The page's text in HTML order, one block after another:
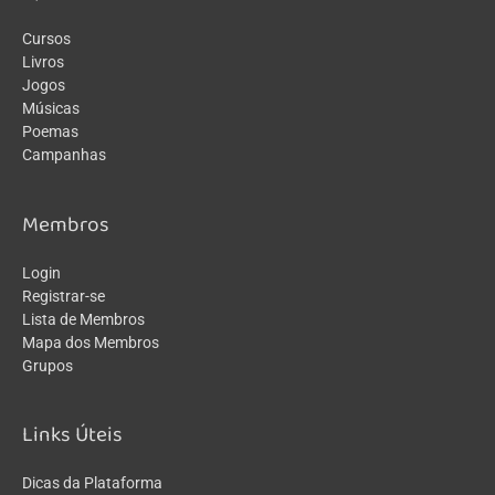
Cursos
Livros
Jogos
Músicas
Poemas
Campanhas
Membros
Login
Registrar-se
Lista de Membros
Mapa dos Membros
Grupos
Links Úteis
Dicas da Plataforma